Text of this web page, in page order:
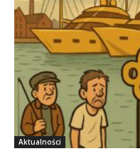
Aktualności